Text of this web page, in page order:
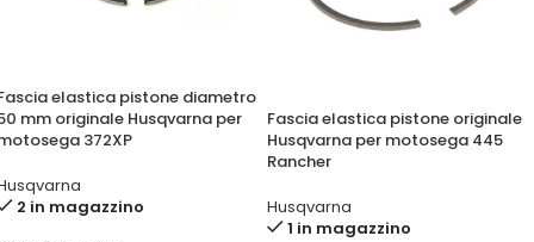
elastica pistone diametro
mm originale Husqvarna per
372XP
2 in magazzino
Fascia elastica pistone originale
Husqvarna per motosega 445
Rancher
Husqvarna
1 in magazzino